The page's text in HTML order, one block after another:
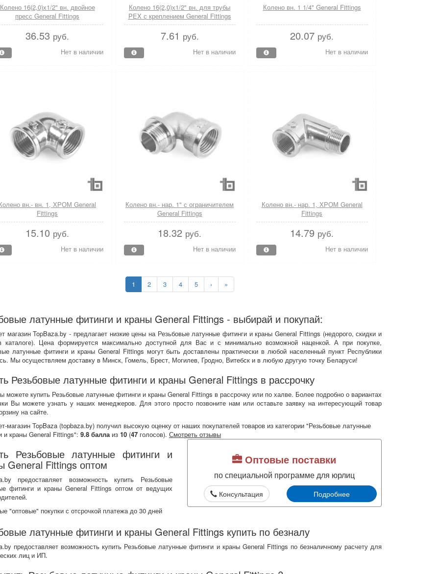
Колено 16(2,0)х1/2" вн. двойное
пресс General Fittings
36.53 руб.
Нет в наличии
Колено 16(2,0)х1/2" вн. для трубы
PEX с креплением General Fittings
7.61 руб.
Нет в наличии
Колено вн. 1 1/4" General Fittings
20.07 руб.
Нет в наличии
вн.- вн. 1, ХРОМ General
Fittings
15.10 руб.
Нет в наличии
Колено вн.- нар. 1" с ограничителем
General Fittings
18.32 руб.
Нет в наличии
Колено вн.- нар. 1, ХРОМ General
Fittings
14.79 руб.
Нет в наличии
1 2 3 4 5 › »
латунные фитинги и краны General Fittings - выбирай и покупай:
магазин TopBaza.by - предлагает низкие цены на Резьбовые латунные фитинги и краны General Fittings (недорого, скидки и
каталоге). Цена формируется максимально доступной для Вас и с минимально возможной наценкой. А при покупке,
латунные фитинги и краны General Fittings могут быть доставлены практически в любой населенный пункт Республики
Мы осуществляем доставку в Минск, Гомель, Брест, Могилев, Гродно, Витебск и в любую другую точку Беларуси!
Резьбовые латунные фитинги и краны General Fittings в рассрочку
можете купить Резьбовые латунные фитинги и краны General Fittings в рассрочку или по халве. Более подробно о вариантах
Вы можете узнать у наших менеджеров. Для этого просто позвоните нам или оставьте заявку на интересующий товар
на сайте.
магазин TopBaza (topbaza.by) получил высокую оценку от наших покупателей товаров из категории "Резьбовые латунные
и краны General Fittings": 9.8 баллаиз 10 (47 голосов). Смотреть отзывы
Резьбовые латунные фитинги и
General Fittings оптом
предоставляет возможность купить Резьбовые
фитинги и краны General Fittings оптом от ведущих
"оптовые" покупки с отсрочкой платежа до 30 дней
Оптовые поставки
по специальной программе для юрлиц
Консультация Подробнее
латунные фитинги и краны General Fittings купить по безналу
предоставляет возможность купить Резьбовые латунные фитинги и краны General Fittings по безналичному расчету для
лиц и ИП.